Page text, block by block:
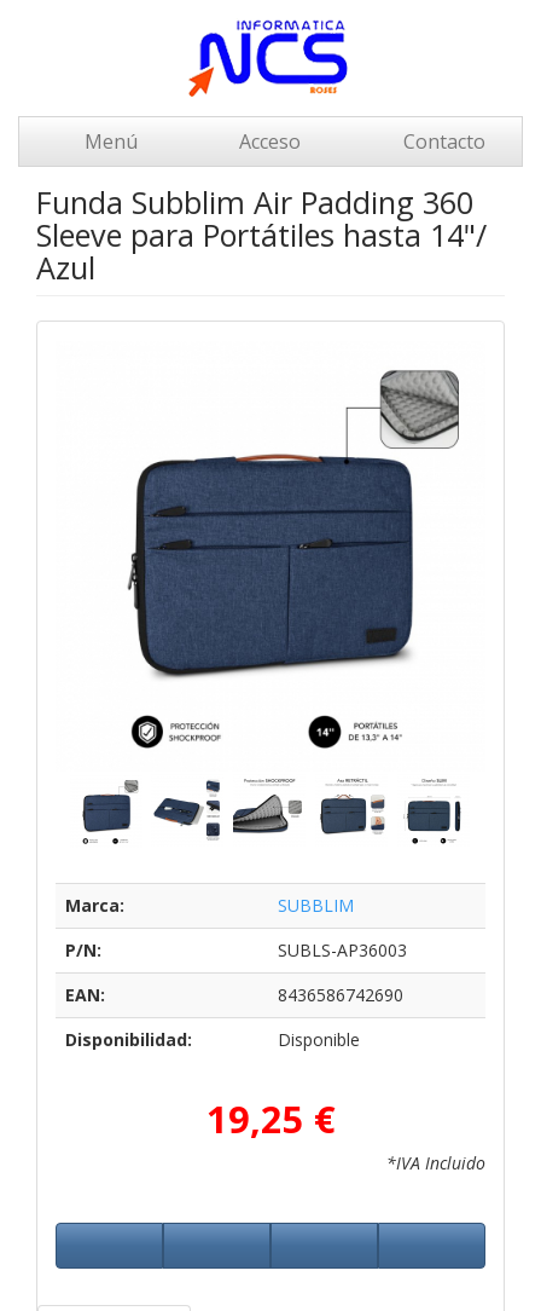
Menú Acceso Contacto
Funda Subblim Air Padding 360
Sleeve para Portátiles hasta 14"/
Azul
Marca:
SUBBLIM
P/N:
SUBLS-AP36003
EAN:
8436586742690
Disponibilidad:
Disponible
19,25 €
*IVA Incluido